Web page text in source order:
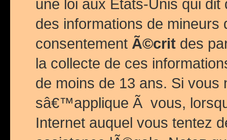
une loi aux Etats-Unis qui
des informations de mineurs
consentement Ã©crit des
la collecte de ces
de moins de 13 ans. Si
sâ€™applique Ã vous,
Internet auquel vous tentez